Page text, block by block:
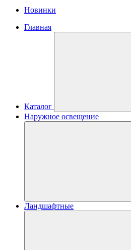
Новинки
Главная
Каталог
Наружное освещение
Ландшафтные